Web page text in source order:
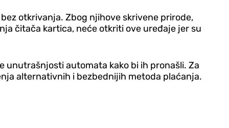
otkrivanja. Zbog njihove skrivene prirode,
čitača kartica, neće otkriti ove uređaje jer su
unutrašnjosti automata kako bi ih pronašli. Za
alternativnih i bezbednijih metoda plaćanja.